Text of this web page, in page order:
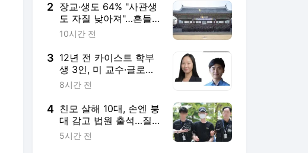
2 장교·생도 64% "사관생
도 자질 낮아져"…흔들
리는 ‘엘리트 장교 산실’
10시간 전
3 12년 전 카이스트 학부
생 3인, 미 교수·글로벌
제약사 인재로 '우뚝'
8시간 전
4 친모 살해 10대, 손엔 붕
대 감고 법원 출석…질
문엔 침묵
5시간 전